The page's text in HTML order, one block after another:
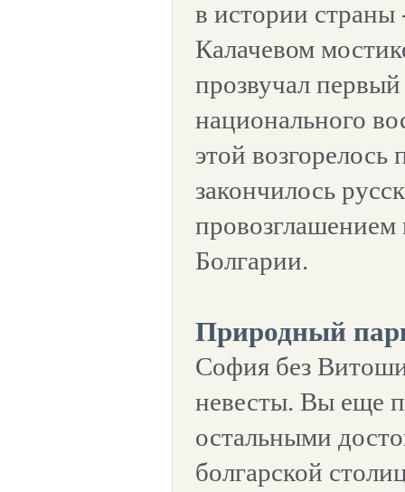
в истории страны
Калачевом
прозвучал
национального
этой возгорелось
закончилось
провозглашением
Болгарии.
Природный
София без
невесты. Вы еще
остальными
болгарской